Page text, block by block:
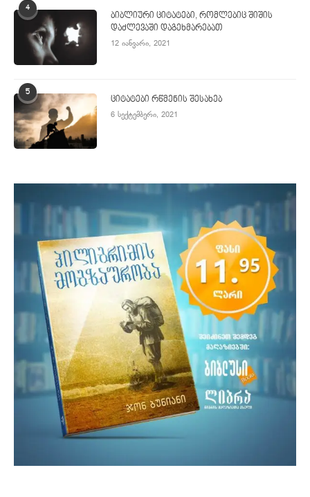
4
ბიბლიური ციტატები, რომლებიც შიშის
დაძლევაში დაგეხმარებათ
12 იანვარი, 2021
5
ციტატები რწმენის შესახებ
6 სექტემბერი, 2021